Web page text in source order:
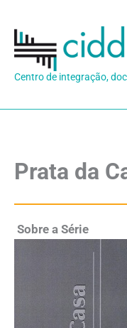
para
conteúdo
Centro de integração,
Prata da
Sobre a Série